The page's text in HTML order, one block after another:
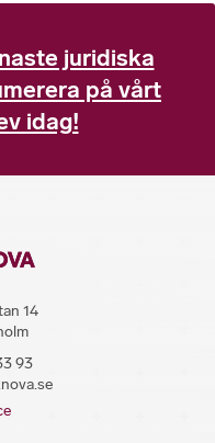
juridiska
på vårt
idag!
14
93